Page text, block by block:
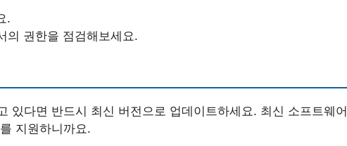
.
의 권한을 점검해보세요.
있다면 반드시 최신 버전으로 업데이트하세요. 최신 소프트웨어
지원하니까요.